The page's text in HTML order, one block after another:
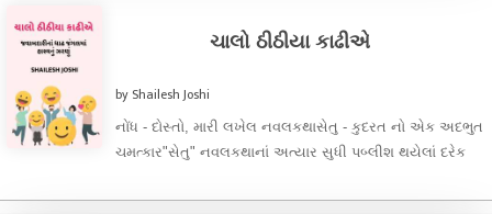
ચાલો ઠીઠીયા કાઢીએ
by Shailesh Joshi
નોંધ - દોસ્તો, મારી લખેલ નવલકથાસેતુ - કુદરત નો એક અદભુત
ચમત્કાર"સેતુ" નવલકથાનાં અત્યાર સુધી પબ્લીશ થયેલાં દરેક